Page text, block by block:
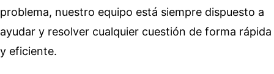
problema, nuestro equipo está siempre dispuesto a
ayudar y resolver cualquier cuestión de forma rápida
y eficiente.